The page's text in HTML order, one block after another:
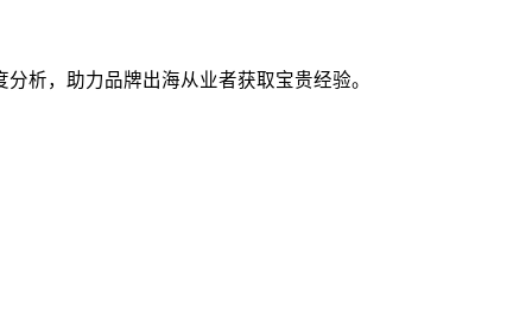
析，助力品牌出海从业者获取宝贵经验。